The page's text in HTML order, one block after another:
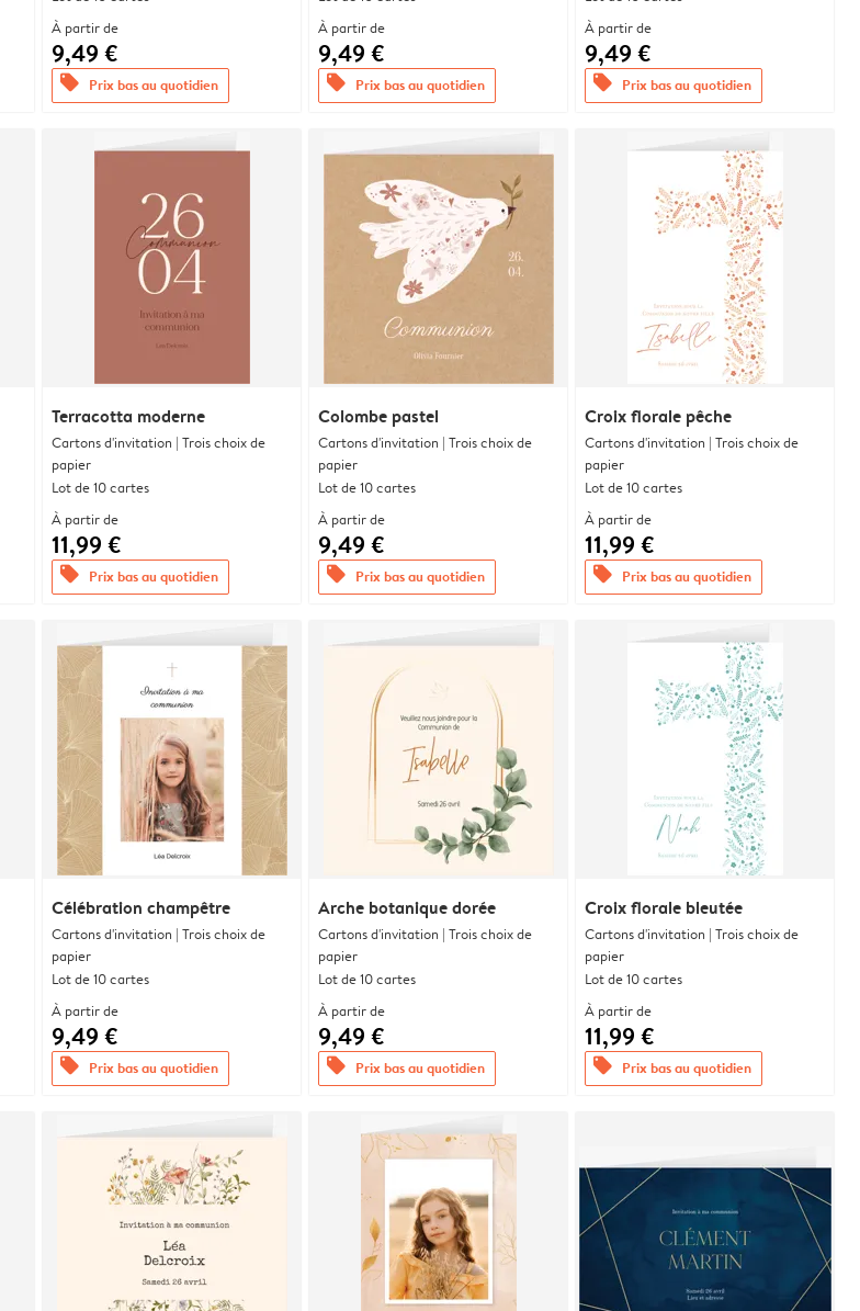
À partir de
9,49 €
offers Prix bas au quotidien
À partir de
9,49 €
offers Prix bas au quotidien
À partir de
9,49 €
offers Prix bas au quotidien
Terracotta moderne
Cartons d'invitation | Trois choix de
papier
Lot de 10 cartes
À partir de
11,99 €
offers Prix bas au quotidien
Colombe pastel
Cartons d'invitation | Trois choix de
papier
Lot de 10 cartes
À partir de
9,49 €
offers Prix bas au quotidien
Croix florale pêche
Cartons d'invitation | Trois choix de
papier
Lot de 10 cartes
À partir de
11,99 €
offers Prix bas au quotidien
Célébration champêtre
Cartons d'invitation | Trois choix de
papier
Lot de 10 cartes
À partir de
9,49 €
offers Prix bas au quotidien
Arche botanique dorée
Cartons d'invitation | Trois choix de
papier
Lot de 10 cartes
À partir de
9,49 €
offers Prix bas au quotidien
Croix florale bleutée
Cartons d'invitation | Trois choix de
papier
Lot de 10 cartes
À partir de
11,99 €
offers Prix bas au quotidien